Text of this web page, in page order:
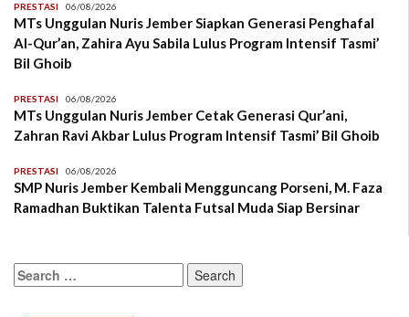
PRESTASI 06/08/2026
MTs Unggulan Nuris Jember Siapkan Generasi Penghafal
Al-Qur’an, Zahira Ayu Sabila Lulus Program Intensif Tasmi’
Bil Ghoib
PRESTASI 06/08/2026
MTs Unggulan Nuris Jember Cetak Generasi Qur’ani,
Zahran Ravi Akbar Lulus Program Intensif Tasmi’ Bil Ghoib
PRESTASI 06/08/2026
SMP Nuris Jember Kembali Mengguncang Porseni, M. Faza
Ramadhan Buktikan Talenta Futsal Muda Siap Bersinar
Search
for: